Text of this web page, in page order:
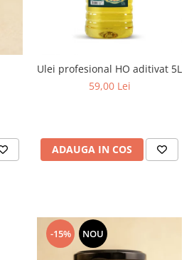
Ulei profesional HO aditivat 5L
59,00 Lei
ADAUGA IN COS
-15% NOU